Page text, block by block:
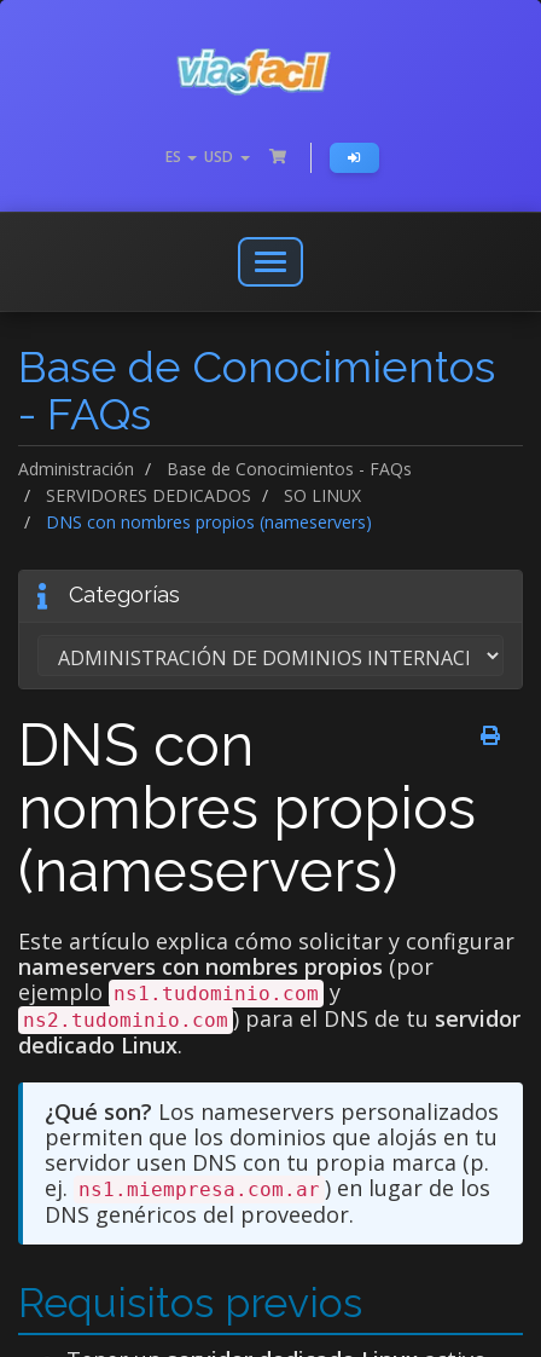
ES USD
Abrir
o
menú
de
Base de Conocimientos
- FAQs
Administración
Base de Conocimientos - FAQs
SERVIDORES DEDICADOS
SO LINUX
DNS con nombres propios (nameservers)
Categorías
DNS con
nombres propios
(nameservers)
Este artículo explica cómo solicitar y configurar
nameservers con nombres propios (por
ejemplo ns1.tudominio.com y
ns2.tudominio.com ) para el DNS de tu servidor
dedicado Linux.
¿Qué son? Los nameservers personalizados
permiten que los dominios que alojás en tu
servidor usen DNS con tu propia marca (p.
ej. ns1.miempresa.com.ar ) en lugar de los
DNS genéricos del proveedor.
Requisitos previos